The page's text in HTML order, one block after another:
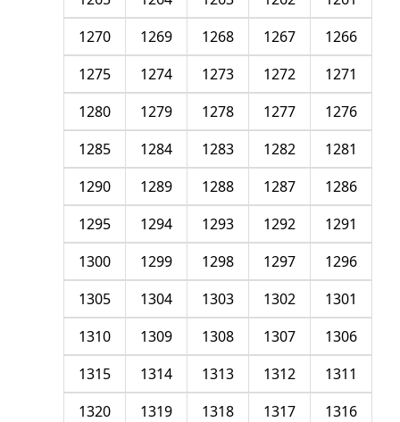
1266
1267
1268
1269
1270
1271
1272
1273
1274
1275
1276
1277
1278
1279
1280
1281
1282
1283
1284
1285
1286
1287
1288
1289
1290
1291
1292
1293
1294
1295
1296
1297
1298
1299
1300
1301
1302
1303
1304
1305
1306
1307
1308
1309
1310
1311
1312
1313
1314
1315
1316
1317
1318
1319
1320